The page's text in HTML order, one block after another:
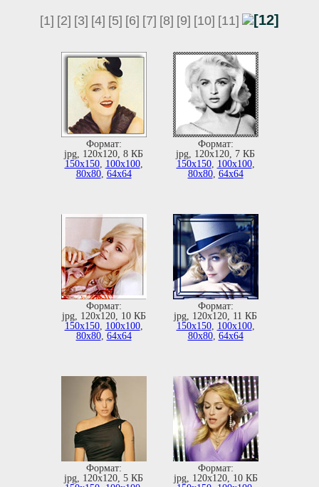
[1] [2] [3] [4] [5] [6] [7] [8] [9] [10] [11] [12]
Формат:
jpg, 120х120, 8 КБ
150х150, 100х100,
80х80, 64х64
Формат:
jpg, 120х120, 7 КБ
150х150, 100х100,
80х80, 64х64
Формат:
jpg, 120х120, 10 КБ
150х150, 100х100,
80х80, 64х64
Формат:
jpg, 120х120, 11 КБ
150х150, 100х100,
80х80, 64х64
Формат:
jpg, 120х120, 5 КБ
Формат:
jpg, 120х120, 10 КБ